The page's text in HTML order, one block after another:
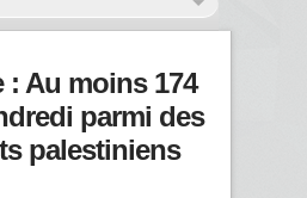
: Au moins 174
parmi des
palestiniens